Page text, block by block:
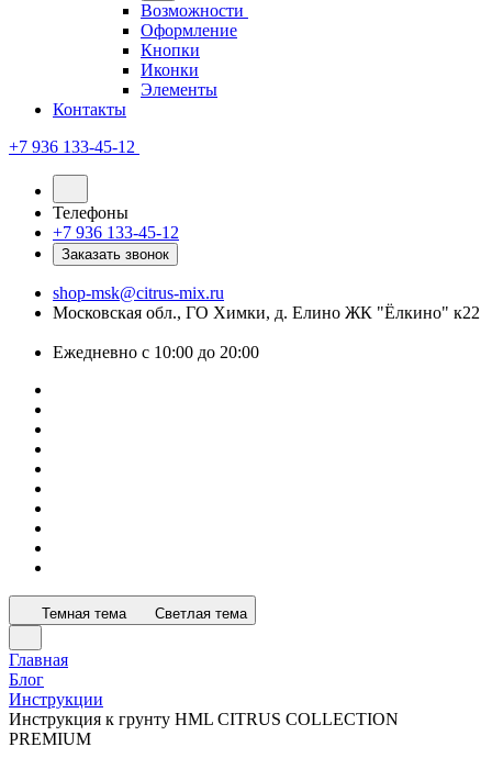
Возможности
Оформление
Кнопки
Иконки
Элементы
Контакты
+7 936 133-45-12
Телефоны
+7 936 133-45-12
Заказать звонок
shop-msk@citrus-mix.ru
Московская обл., ГО Химки, д. Елино ЖК "Ёлкино" к22
Ежедневно с 10:00 до 20:00
Темная тема Светлая тема
Главная
Блог
Инструкции
Инструкция к грунту HML CITRUS COLLECTION
PREMIUM